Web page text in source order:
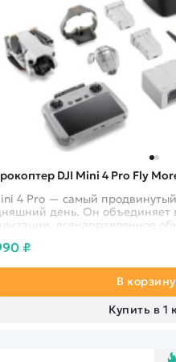
DJI Mini 4 Pro Fly
4 Pro — самый
день. Он
всенаправленное
в формате FHD на 20 км, что
₽
В корзину
Купить в 1